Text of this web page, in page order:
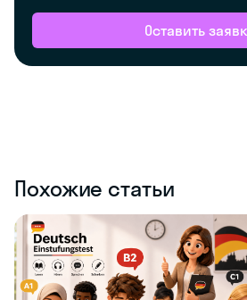
Оставить
Похожие статьи